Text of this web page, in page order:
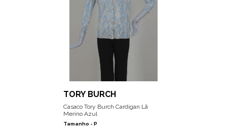
TORY BURCH
Casaco Tory Burch Cardigan Lã
Merino Azul
Tamanho -P